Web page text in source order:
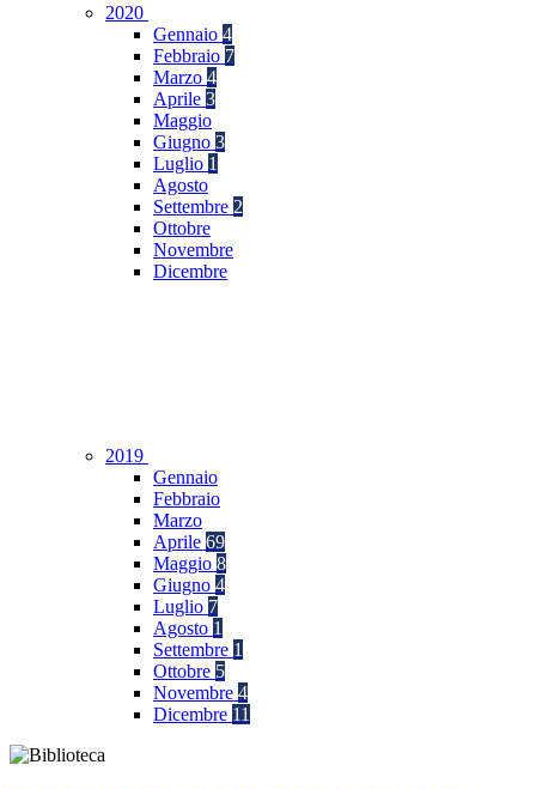
2020
Gennaio 4
Febbraio 7
Marzo 4
Aprile 3
Maggio
Giugno 3
Luglio 1
Agosto
Settembre 2
Ottobre
Novembre
Dicembre
2019
Gennaio
Febbraio
Marzo
Aprile 69
Maggio 8
Giugno 4
Luglio 7
Agosto 1
Settembre 1
Ottobre 5
Novembre 4
Dicembre 11